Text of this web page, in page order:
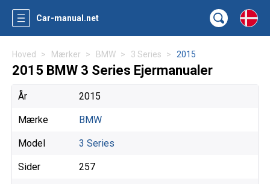
Car-manual.net
Hoved Mærker BMW 3 Series 2015
2015 BMW 3 Series Ejermanualer
År 2015
Mærke BMW
Model 3 Series
Sider 257